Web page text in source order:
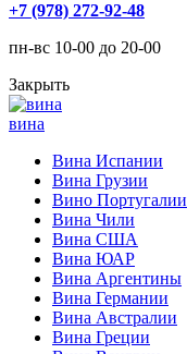
+7 (978) 272-92-48
пн-вс 10-00 до 20-00
Закрыть
вина
Вина Испании
Вина Грузии
Вино Португалии
Вина Чили
Вина США
Вина ЮАР
Вина Аргентины
Вина Германии
Вина Австралии
Вина Греции